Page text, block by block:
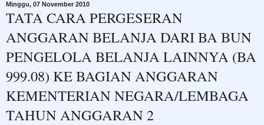
Minggu, 07 November 2010
TATA CARA PERGESERAN
ANGGARAN BELANJA DARI BA BUN
PENGELOLA BELANJA LAINNYA (BA
999.08) KE BAGIAN ANGGARAN
KEMENTERIAN NEGARA/LEMBAGA
TAHUN ANGGARAN 2